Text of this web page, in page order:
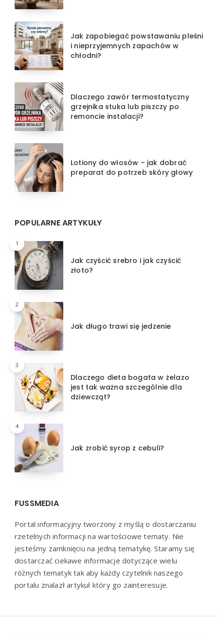
Jak zapobiegać powstawaniu pleśni
i nieprzyjemnych zapachów w
chłodni?
Dlaczego zawór termostatyczny
grzejnika stuka lub piszczy po
remoncie instalacji?
Lotiony do włosów – jak dobrać
preparat do potrzeb skóry głowy
POPULARNE ARTYKUŁY
1
Jak czyścić srebro i jak czyścić
złoto?
2
Jak długo trawi się jedzenie
3
Dlaczego dieta bogata w żelazo
jest tak ważna szczególnie dla
dziewcząt?
4
Jak zrobić syrop z cebuli?
FUSSMEDIA
Portal informacyjny tworzony z myślą o dostarczaniu
rzetelnych informacji na wartościowe tematy. Nie
jesteśmy zamknięciu na jedną tematykę. Staramy się
dostarczać ciekawe informacje dotyczące wielu
różnych tematyk tak aby każdy czytelnik naszego
portalu znalazł artykuł który go zainteresuje.